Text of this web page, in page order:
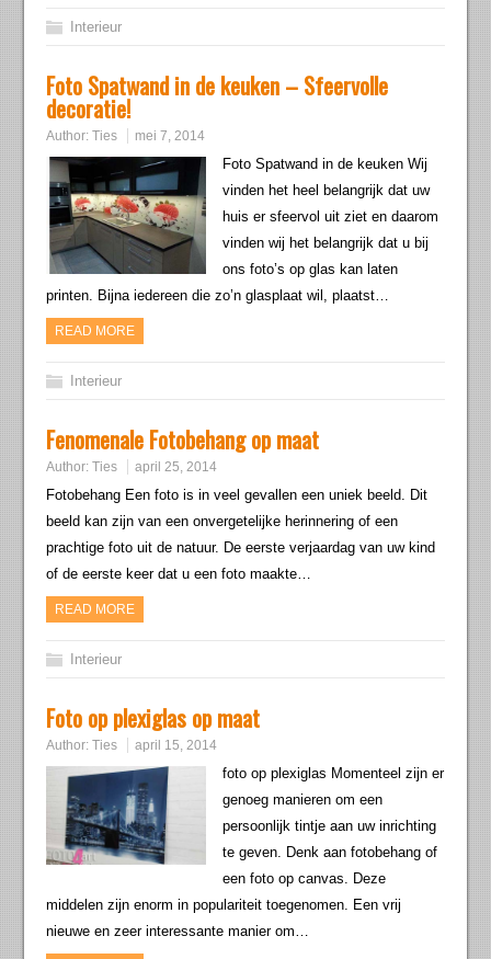
Interieur
Foto Spatwand in de keuken – Sfeervolle
decoratie!
Author:Ties mei 7, 2014
Foto Spatwand in de keuken Wij
vinden het heel belangrijk dat uw
huis er sfeervol uit ziet en daarom
vinden wij het belangrijk dat u bij
ons foto’s op glas kan laten
printen. Bijna iedereen die zo’n glasplaat wil, plaatst…
READ MORE
Interieur
Fenomenale Fotobehang op maat
Author:Ties april 25, 2014
Fotobehang Een foto is in veel gevallen een uniek beeld. Dit
beeld kan zijn van een onvergetelijke herinnering of een
prachtige foto uit de natuur. De eerste verjaardag van uw kind
of de eerste keer dat u een foto maakte…
READ MORE
Interieur
Foto op plexiglas op maat
Author:Ties april 15, 2014
foto op plexiglas Momenteel zijn er
genoeg manieren om een
persoonlijk tintje aan uw inrichting
te geven. Denk aan fotobehang of
een foto op canvas. Deze
middelen zijn enorm in populariteit toegenomen. Een vrij
nieuwe en zeer interessante manier om…